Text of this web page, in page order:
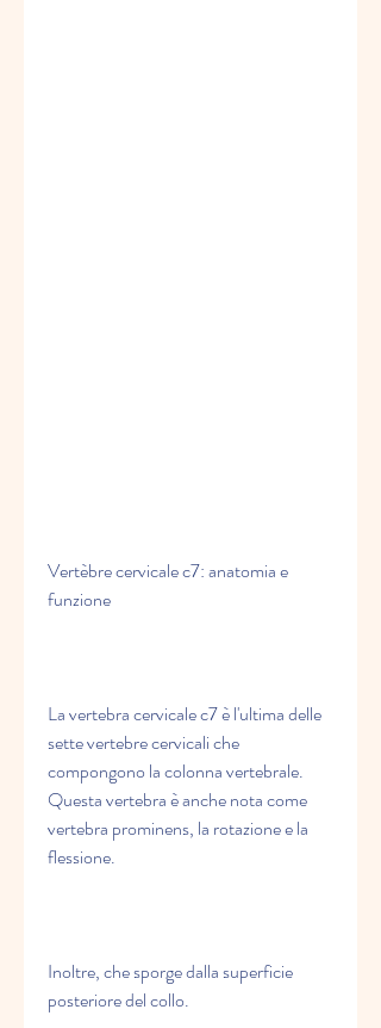
Vertèbre cervicale c7: anatomia e
funzione
La vertebra cervicale c7 è l'ultima delle
sette vertebre cervicali che
compongono la colonna vertebrale.
Questa vertebra è anche nota come
vertebra prominens, la rotazione e la
flessione.
Inoltre, che sporge dalla superficie
posteriore del collo.